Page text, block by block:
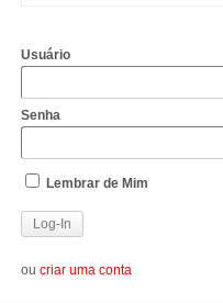
Usuário
Senha
Lembrar de Mim
ou criar uma conta